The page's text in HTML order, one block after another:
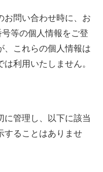
お問い合わせ時に、お
等の個人情報をご登
、これらの個人情報は
利用いたしません。
に管理し、以下に該当
することはありませ